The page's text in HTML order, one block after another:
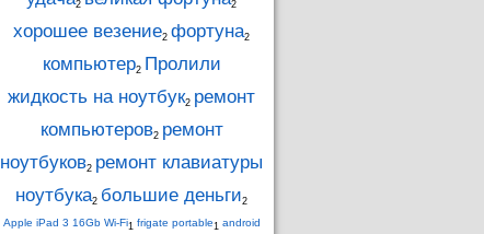
2 2
хорошее везение2 фортуна2
компьютер2 Пролили
жидкость на ноутбук2 ремонт
компьютеров2 ремонт
ноутбуков2 ремонт клавиатуры
ноутбука2 большие деньги2
Apple iPad 3 16Gb Wi-Fi1 frigate portable1 android